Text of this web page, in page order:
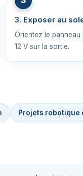
3. Exposer au
Orientez le
12 V sur la sortie.
Projets robotique